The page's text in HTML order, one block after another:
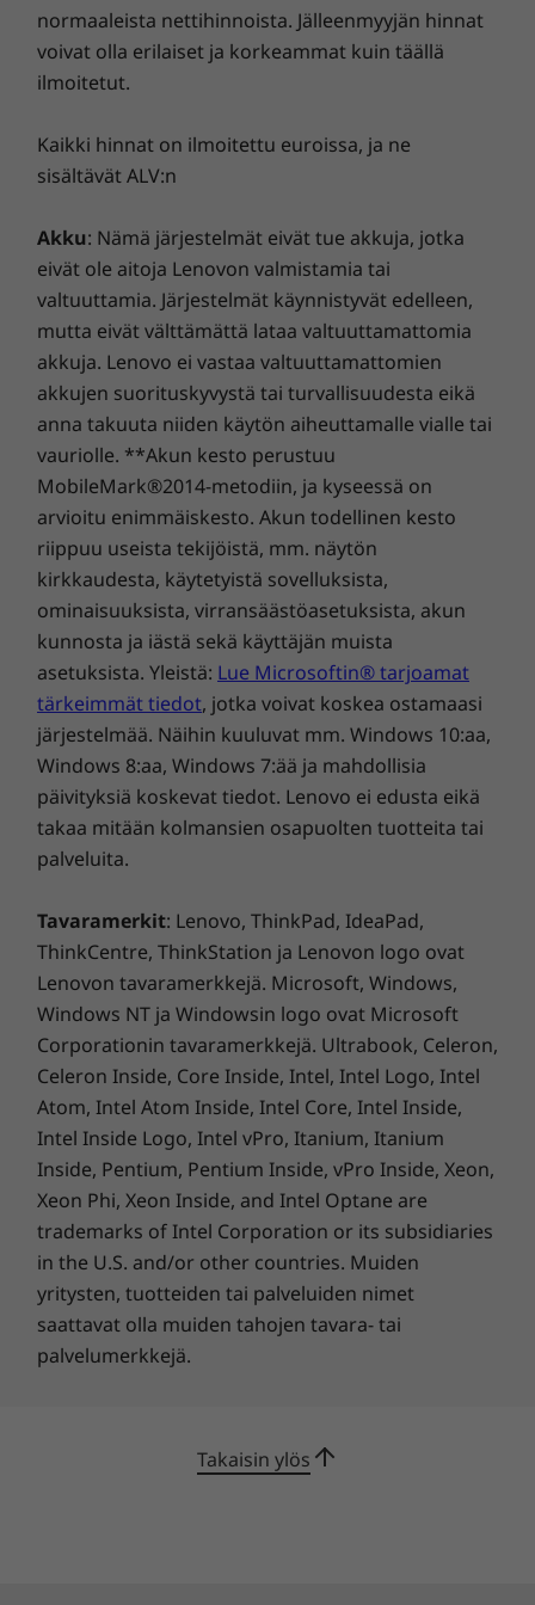
Komentoja puheohjauksella
Cortana Premiumin avulla voit antaa
puolelta huonetta. Kaksi integroitua 360
asteen vapaakenttämikrofonia takaavat, että
nopeasti ja vaivattomasti. Voit myös helposti
tarkistaa päivän tai viikon aikataulun. Sano,
mitä mielessäsi on, ja paranna samalla
tuottavuuttasi.
Testattu äärimmäisiä olosuhteita varten
Kaikkien ThinkPad-kannettavien tavoin myös
T495 testataan 12 eri sotilastason vaatimuksen
mukaisesti, ja sille tehdään yli
200 laatutarkastusta. Näin varmistetaan, että
se toimii ääriolosuhteissa. Voit olla varma siitä,
että Lenovon kannettavat tarjoavat
erinomaisen vastineen rahallesi ja ovat
läpäisseet alan kattavimmat testaukset. Voit
luottaa siihen, että tämä kannettava toimii niin
napajäätiköillä kuin hiekkamyrskyissäkin ja
selviää niin painottomuudesta kuin roiskeista
ja pudotuksistakin.
Kiireiseen aikatauluusi mukautuva
akkukesto
Kun teet töitä tien päällä, et ehkä pysty aina
löytämään vapaata pistorasiaa. Siksi ThinkPad
T495:n akku kestää jopa 12.2 tuntia.* Ja jos
akun virta on loppumassa, RapidCharge-
akun 60 minuutin lentojen vaihdon aikana
normaaleista nettihinnoista. Jälleenmyyjän hinnat
voivat olla erilaiset ja korkeammat kuin täällä
ilmoitetut.
Kaikki hinnat on ilmoitettu euroissa, ja ne
sisältävät ALV:n
Akku: Nämä järjestelmät eivät tue akkuja, jotka
eivät ole aitoja Lenovon valmistamia tai
valtuuttamia. Järjestelmät käynnistyvät edelleen,
mutta eivät välttämättä lataa valtuuttamattomia
akkuja. Lenovo ei vastaa valtuuttamattomien
akkujen suorituskyvystä tai turvallisuudesta eikä
anna takuuta niiden käytön aiheuttamalle vialle tai
vauriolle. **Akun kesto perustuu
MobileMark®2014-metodiin, ja kyseessä on
arvioitu enimmäiskesto. Akun todellinen kesto
riippuu useista tekijöistä, mm. näytön
kirkkaudesta, käytetyistä sovelluksista,
ominaisuuksista, virransäästöasetuksista, akun
kunnosta ja iästä sekä käyttäjän muista
asetuksista. Yleistä: Lue Microsoftin® tarjoamat
tärkeimmät tiedot, jotka voivat koskea ostamaasi
järjestelmää. Näihin kuuluvat mm. Windows 10:aa,
Windows 8:aa, Windows 7:ää ja mahdollisia
päivityksiä koskevat tiedot. Lenovo ei edusta eikä
takaa mitään kolmansien osapuolten tuotteita tai
palveluita.
Tavaramerkit: Lenovo, ThinkPad, IdeaPad,
ThinkCentre, ThinkStation ja Lenovon logo ovat
Lenovon tavaramerkkejä. Microsoft, Windows,
Windows NT ja Windowsin logo ovat Microsoft
Corporationin tavaramerkkejä. Ultrabook, Celeron,
Celeron Inside, Core Inside, Intel, Intel Logo, Intel
Atom, Intel Atom Inside, Intel Core, Intel Inside,
Intel Inside Logo, Intel vPro, Itanium, Itanium
Inside, Pentium, Pentium Inside, vPro Inside, Xeon,
Xeon Phi, Xeon Inside, and Intel Optane are
trademarks of Intel Corporation or its subsidiaries
in the U.S. and/or other countries. Muiden
yritysten, tuotteiden tai palveluiden nimet
saattavat olla muiden tahojen tavara- tai
palvelumerkkejä.
Takaisin ylös